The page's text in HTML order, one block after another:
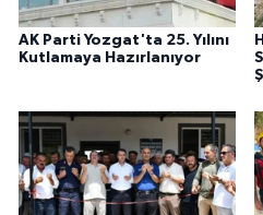
AK Parti Yozgat'ta 25. Yılını
Kutlamaya Hazırlanıyor